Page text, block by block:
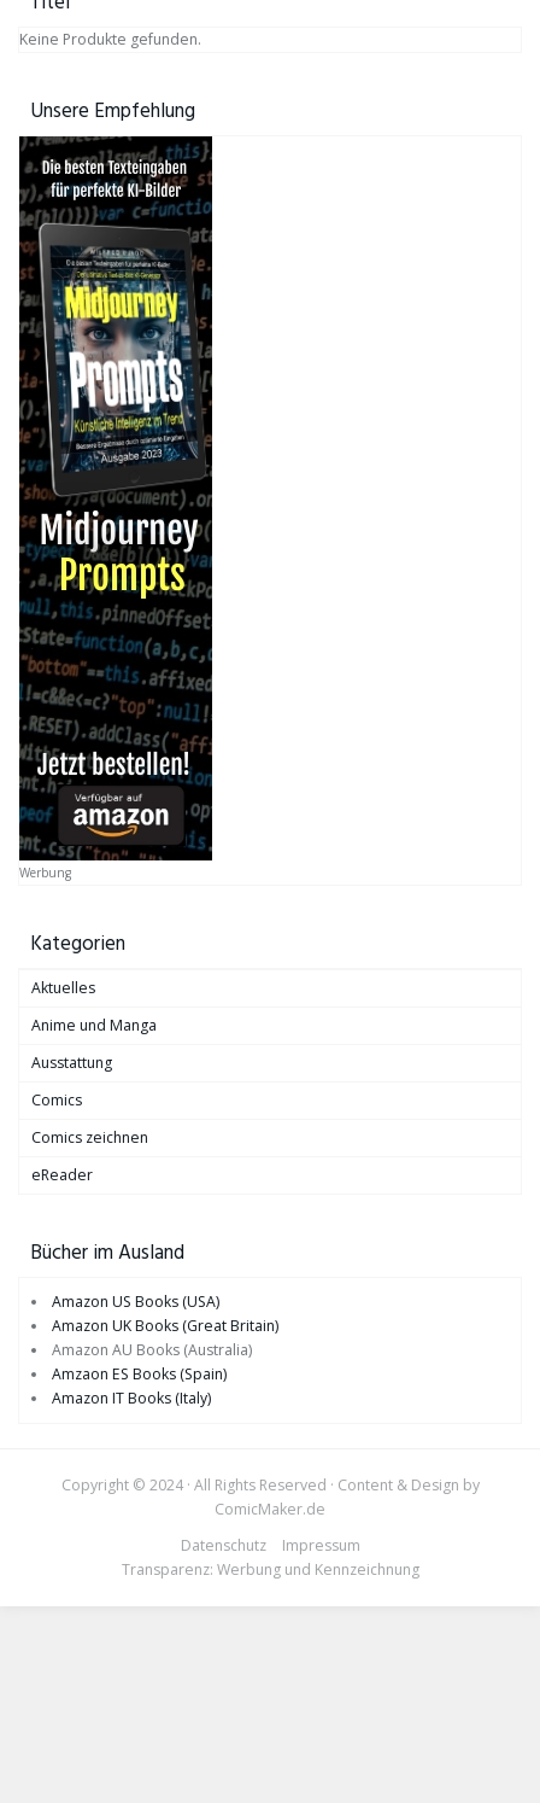
Keine Produkte gefunden.
Unsere Empfehlung
Werbung
Kategorien
Aktuelles
Anime und Manga
Ausstattung
Comics
Comics zeichnen
eReader
Bücher im Ausland
Amazon US Books (USA)
Amazon UK Books (Great Britain)
Amazon AU Books (Australia)
Amzaon ES Books (Spain)
Amazon IT Books (Italy)
Copyright © 2024 · All Rights Reserved · Content & Design by
ComicMaker.de
Datenschutz
Impressum
Transparenz: Werbung und Kennzeichnung